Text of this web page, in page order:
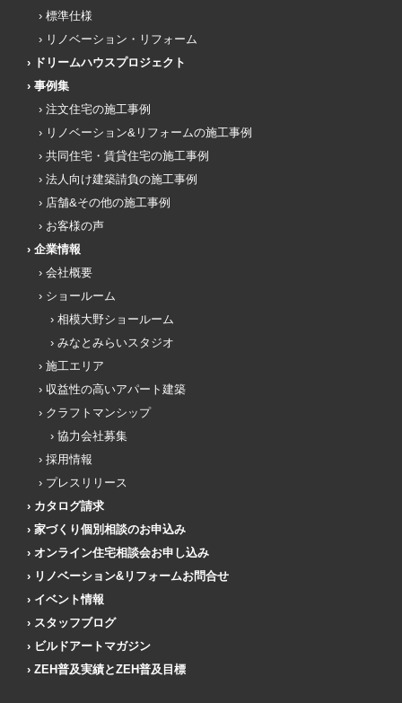
標準仕様
リノベーション・リフォーム
ドリームハウスプロジェクト
事例集
注文住宅の施工事例
リノベーション&リフォームの施工事例
共同住宅・賃貸住宅の施工事例
法人向け建築請負の施工事例
店舗&その他の施工事例
お客様の声
企業情報
会社概要
ショールーム
相模大野ショールーム
みなとみらいスタジオ
施工エリア
収益性の高いアパート建築
クラフトマンシップ
協力会社募集
採用情報
プレスリリース
カタログ請求
家づくり個別相談のお申込み
オンライン住宅相談会お申し込み
リノベーション&リフォームお問合せ
イベント情報
スタッフブログ
ビルドアートマガジン
ZEH普及実績とZEH普及目標